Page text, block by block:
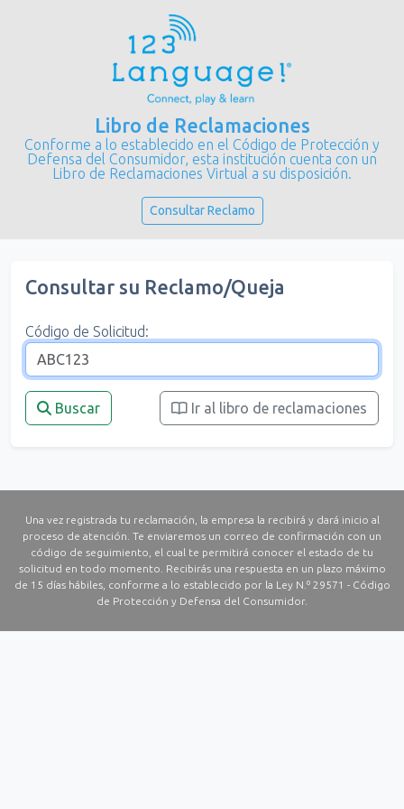
Libro de Reclamaciones
Conforme a lo establecido en el Código de Protección y
Defensa del Consumidor, esta institución cuenta con un
Libro de Reclamaciones Virtual a su disposición.
Consultar Reclamo
Consultar su Reclamo/Queja
Código de Solicitud:
Buscar Ir al libro de reclamaciones
Una vez registrada tu reclamación, la empresa la recibirá y dará inicio al
proceso de atención. Te enviaremos un correo de confirmación con un
código de seguimiento, el cual te permitirá conocer el estado de tu
solicitud en todo momento. Recibirás una respuesta en un plazo máximo
de 15 días hábiles, conforme a lo establecido por la Ley N.º 29571 - Código
de Protección y Defensa del Consumidor.